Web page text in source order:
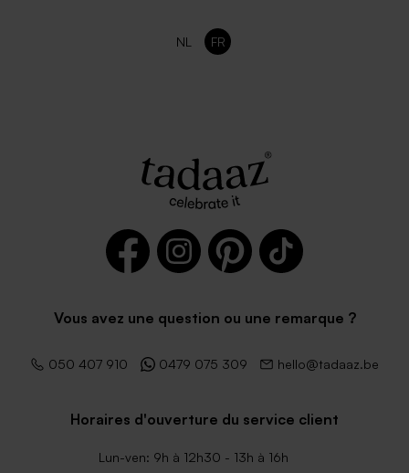
NL FR
Vous avez une question ou une remarque ?
050 407 910 0479 075 309 hello@tadaaz.be
Horaires d'ouverture du service client
Lun-ven: 9h à 12h30 - 13h à 16h